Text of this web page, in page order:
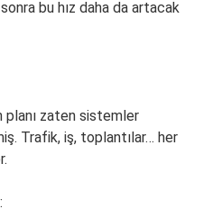
bu hız daha da artacak
planı zaten sistemler
Trafik, iş, toplantılar… her